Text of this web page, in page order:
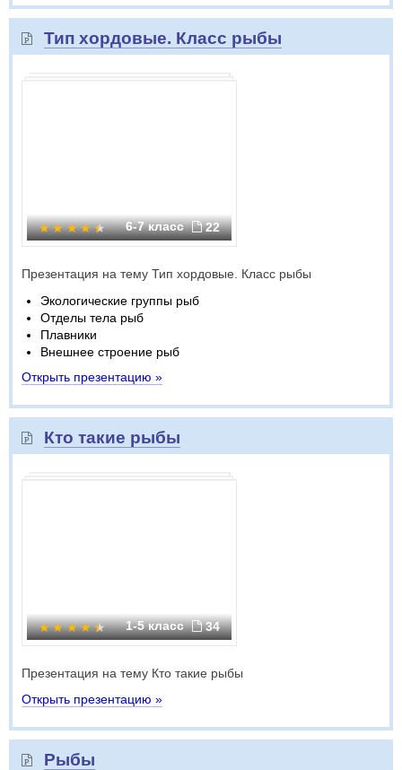
Тип хордовые. Класс рыбы
6-7 класс 22
Презентация на тему Тип хордовые. Класс рыбы
Экологические группы рыб
Отделы тела рыб
Плавники
Внешнее строение рыб
Открыть презентацию »
Кто такие рыбы
1-5 класс 34
Презентация на тему Кто такие рыбы
Открыть презентацию »
Рыбы